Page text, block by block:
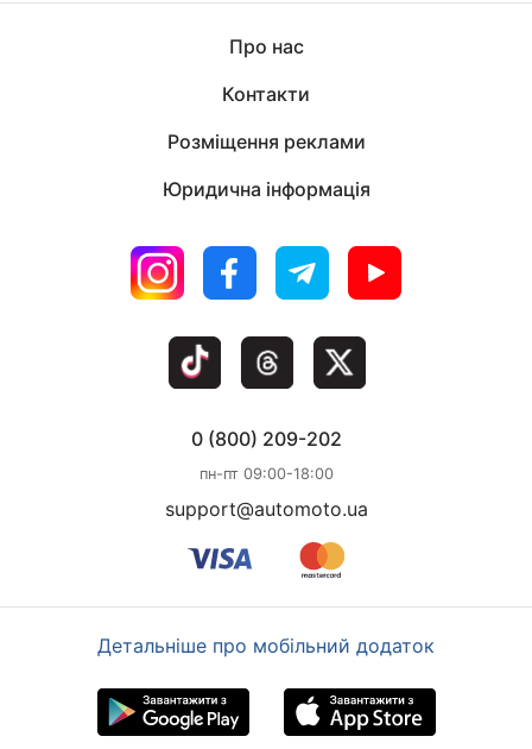
Про нас
Контакти
Розміщення реклами
Юридична інформація
0 (800) 209-202
пн-пт 09:00-18:00
support@automoto.ua
Детальніше про мобільний додаток